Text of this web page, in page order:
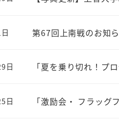
第67回上南戦のお知
「夏を乗り切れ！プ
日
「激励会・ フラッグ
日